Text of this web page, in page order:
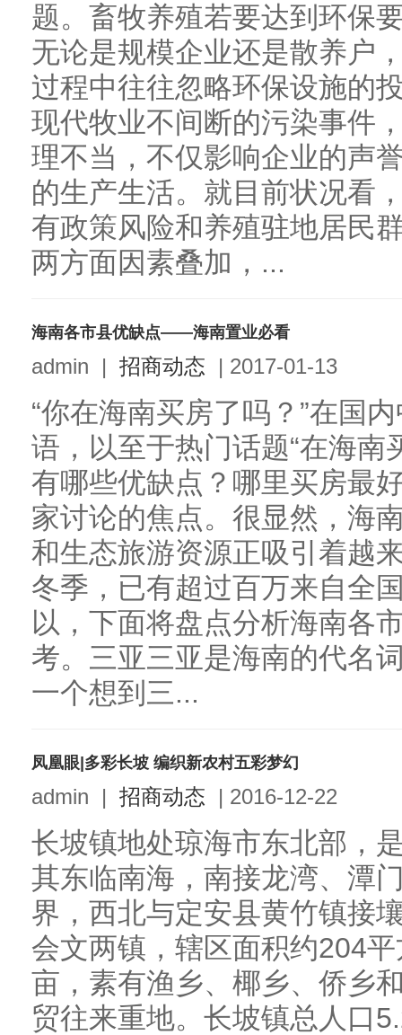
题。畜牧养殖若要达到环保
无论是规模企业还是散养户
过程中往往忽略环保设施的
现代牧业不间断的污染事件
理不当，不仅影响企业的声
的生产生活。就目前状况看
有政策风险和养殖驻地居民
两方面因素叠加，...
海南各市县优缺点——海南置业必看
admin | 招商动态 | 2017-01-13
“你在海南买房了吗？”在国
语，以至于热门话题“在海
有哪些优缺点？哪里买房最
家讨论的焦点。很显然，海
和生态旅游资源正吸引着越
冬季，已有超过百万来自全
以，下面将盘点分析海南各
考。三亚三亚是海南的代名
一个想到三...
凤凰眼|多彩长坡 编织新农村五彩梦幻
admin | 招商动态 | 2016-12-22
长坡镇地处琼海市东北部，
其东临南海，南接龙湾、潭
界，西北与定安县黄竹镇接
会文两镇，辖区面积约204
亩，素有渔乡、椰乡、侨乡
贸往来重地。长坡镇总人口